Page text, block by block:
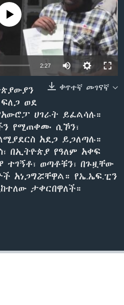
currently available
2:27
ቀጥተኛ መገናኛ
ወደ
ሀገራት ይፈልሳሉ።
የሚጠቀሙ ሲኾን፣
አደጋ ይጋለጣሉ።
በኢትዮጵያ የዓለም አቀፍ
ወጣቶቹን፣ በጉዟቸው
አነጋግሯቸዋል። የኤ.ኤፍ.ፒን
ታቀርበዋለች።